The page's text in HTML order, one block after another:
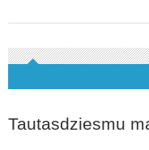
Tautasdziesmu